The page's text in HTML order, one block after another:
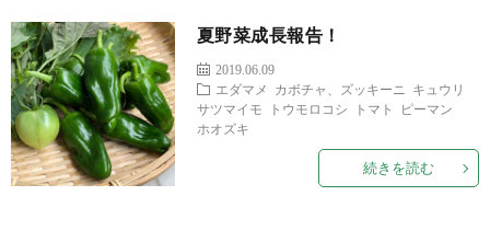
夏野菜成長報告！
2019.06.09
エダマメ
カボチャ、ズッキーニ
キュウリ
サツマイモ
トウモロコシ トマト
ピーマン
ホオズキ
続きを読む